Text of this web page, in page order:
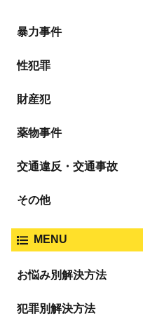
暴力事件
逮捕・監禁
性犯罪
盗撮・のぞき
強姦・準強姦
財産犯
詐欺
恐喝
薬物事件
交通違反・交通事故
ひき逃げ・当
その他
商標法違反
MENU
お悩み別解決方法
「逮捕」について適切に
犯罪別解決方法